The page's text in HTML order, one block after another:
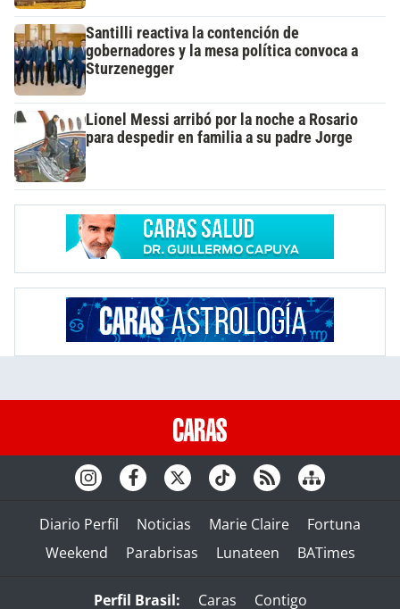
Santilli reactiva la contención de
gobernadores y la mesa política convoca a
Sturzenegger
Lionel Messi arribó por la noche a Rosario
para despedir en familia a su padre Jorge
Diario Perfil Noticias Marie Claire
Fortuna
Weekend
Parabrisas Lunateen BATimes
Perfil Brasil: Caras Contigo